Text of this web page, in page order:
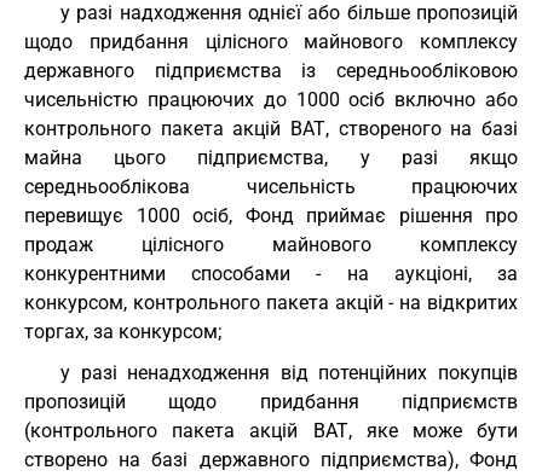
у разі надходження однієї або більше пропозицій
щодо придбання цілісного майнового комплексу
державного підприємства із середньообліковою
чисельністю працюючих до 1000 осіб включно або
контрольного пакета акцій ВАТ, створеного на базі
майна цього підприємства, у разі якщо
середньооблікова чисельність працюючих
перевищує 1000 осіб, Фонд приймає рішення про
продаж цілісного майнового комплексу
конкурентними способами - на аукціоні, за
конкурсом, контрольного пакета акцій - на відкритих
торгах, за конкурсом;
у разі ненадходження від потенційних покупців
пропозицій щодо придбання підприємств
(контрольного пакета акцій ВАТ, яке може бути
створено на базі державного підприємства), Фонд